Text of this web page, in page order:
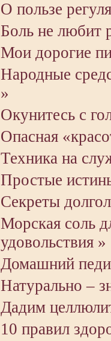
О пользе
Боль не любит
Мои дорогие
Народные
»
Окунитесь с
Опасная
Техника на
Простые
Секреты
Морская соль
удовольствия »
Домашний
Натурально –
Дадим
10 правил